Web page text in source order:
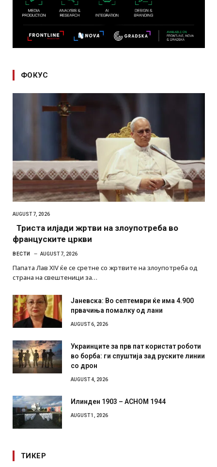
ФОКУС
AUGUST 7, 2026
Триста илјади жртви на злоупотреба во
француските цркви
ВЕСТИ AUGUST 7, 2026
Папата Лав XIV ќе се сретне со жртвите на злоупотреба од
страна на свештеници за…
Јаневска: Во септември ќе има 4.900
првачиња помалку од лани
AUGUST 6, 2026
Украинците за прв пат користат роботи
во борба: ги спуштија зад руските линии
со дрон
AUGUST 4, 2026
Илинден 1903 – АСНОМ 1944
AUGUST 1, 2026
ТИКЕР